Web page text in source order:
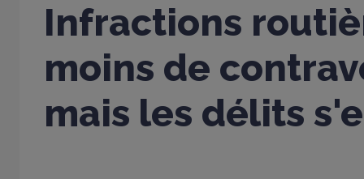
Infractions
moins de
mais les délits